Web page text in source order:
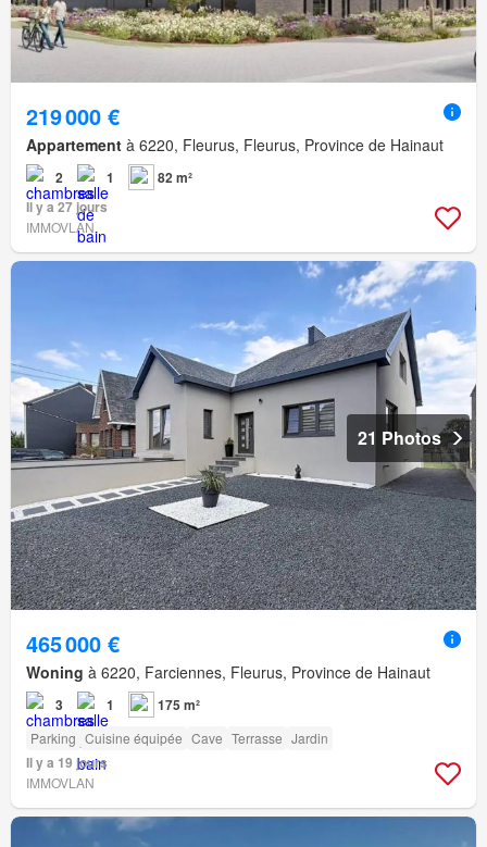
219 000 €
Appartement à 6220, Fleurus, Fleurus, Province de Hainaut
2 1
82 m²
Il y a 27 jours
IMMOVLAN
21 Photos
465 000 €
Woning à 6220, Farciennes, Fleurus, Province de Hainaut
3 1 175 m²
Parking Cuisine équipée Cave Terrasse Jardin
Il y a 19 jours
IMMOVLAN